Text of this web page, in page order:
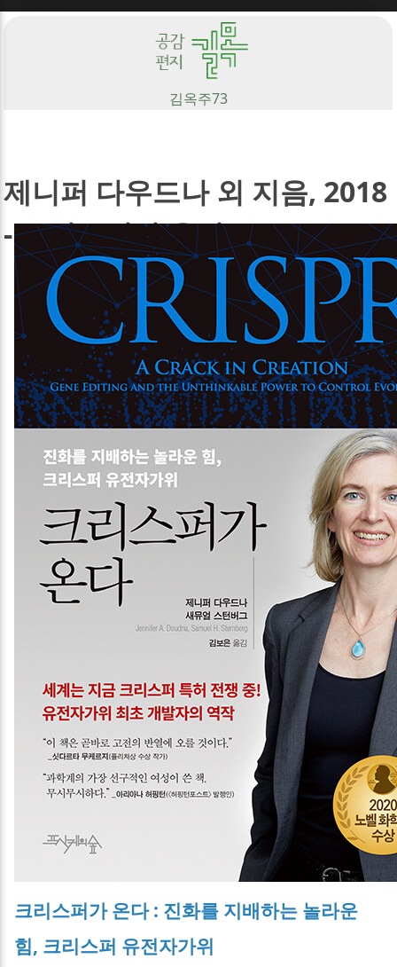
김옥주73
제니퍼 다우드나 외 지음, 2018
- 크리스퍼가 온다
크리스퍼가 온다 : 진화를 지배하는 놀라운
힘, 크리스퍼 유전자가위
Sketchbook5, 스케치북5
Sketchbook5, 스케치북5